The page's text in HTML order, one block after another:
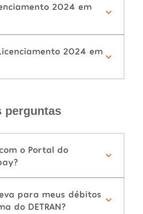
2024 em
2024 em
perguntas
o Portal do
para meus débitos
do DETRAN?